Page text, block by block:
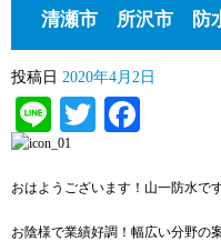
清瀬市 所沢市 防
投稿日 2020年4月2日
LineTwitter
おはようございます！山一防水です
お陰様で業績好調！幅広い分野の